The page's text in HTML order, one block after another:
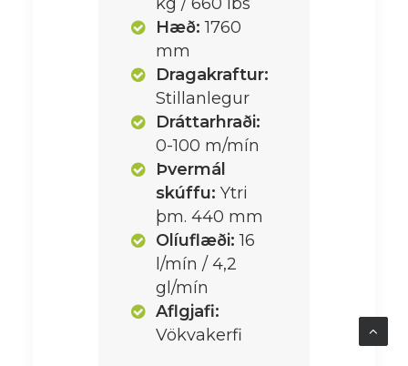
Hæð: 1760
mm
Dragakraftur:
Stillanlegur
Dráttarhraði:
0-100 m/mín
Þvermál
skúffu: Ytri
þm. 440 mm
Olíuflæði: 16
l/mín / 4,2
gl/mín
Aflgjafi:
Vökvakerfi